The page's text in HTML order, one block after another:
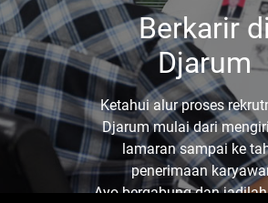
Berkarir di
Djarum
Ketahui alur proses
Djarum mulai dari
lamaran sampai ke
penerimaan
Ayo bergabung dan